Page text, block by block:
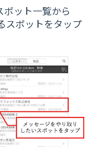
ット一覧から
スポットをタップ